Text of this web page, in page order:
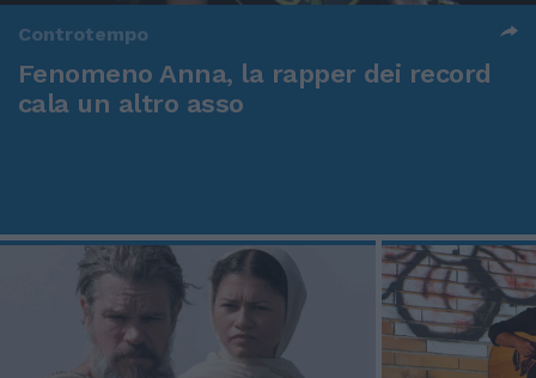
Controtempo
Fenomeno Anna, la rapper dei record
cala un altro asso